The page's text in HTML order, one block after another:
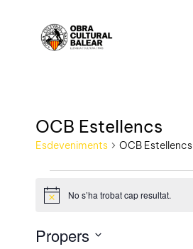
OCB Estellencs
Esdeveniments OCB Estellencs
Avís No s’ha trobat cap resultat.
Propers